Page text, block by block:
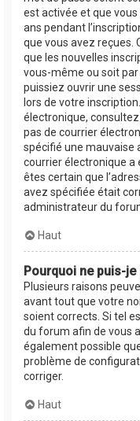
est activée et que
ans pendant
que vous avez
que les nouvelles
vous-même ou soit
puissiez ouvrir une
lors de votre
électronique,
pas de courrier
spécifié une mauvaise
courrier électronique a
êtes certain que
avez spécifiée était
administrateur du
Haut
Pourquoi ne puis-
Plusieurs raisons
avant tout que votre
soient corrects. Si tel
du forum afin de vous
également possible
problème de
corriger.
Haut